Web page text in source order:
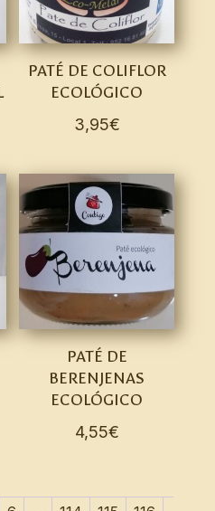
PATÉ DE COLIFLOR
ECOLÓGICO
3,95€
PATÉ DE
BERENJENAS
ECOLÓGICO
4,55€